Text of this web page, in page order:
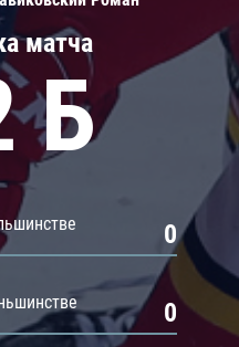
матча
Б
0
0